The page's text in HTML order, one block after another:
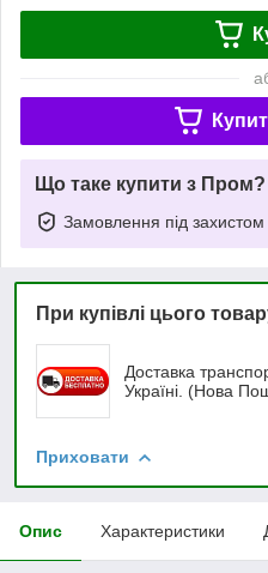
Що таке купити з Пром?
Замовлення під захистом
При купівлі цього
Доставка
Україні. (Нова
Приховати
Опис Характеристики